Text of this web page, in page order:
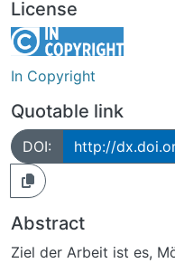
License
In Copyright
Quotable link
DOI: http://
Abstract
Ziel der Arbeit ist es,